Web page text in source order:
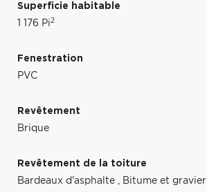
Superficie habitable
1 176 Pi2
Fenestration
PVC
Revêtement
Brique
Revêtement de la toiture
Bardeaux d'asphalte , Bitume et gravier